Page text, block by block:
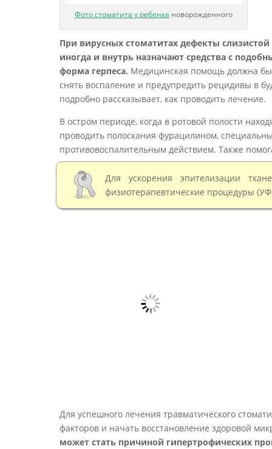
Фото стоматита у ребенка новорожденного
При вирусных стоматитах дефекты
иногда и внутрь назначают средства с
форма герпеса. Медицинская помощь должна
снять воспаление и предупредить рецидивы в
подробно рассказывает, как проводить лечение.
В остром периоде, когда в ротовой полости
проводить полоскания фурацилином,
противовоспалительным действием. Также
Для ускорения эпителизации
физиотерапевтические процедуры
Для успешного лечения травматического
факторов и начать восстановление здоровой
может стать причиной гипертрофических